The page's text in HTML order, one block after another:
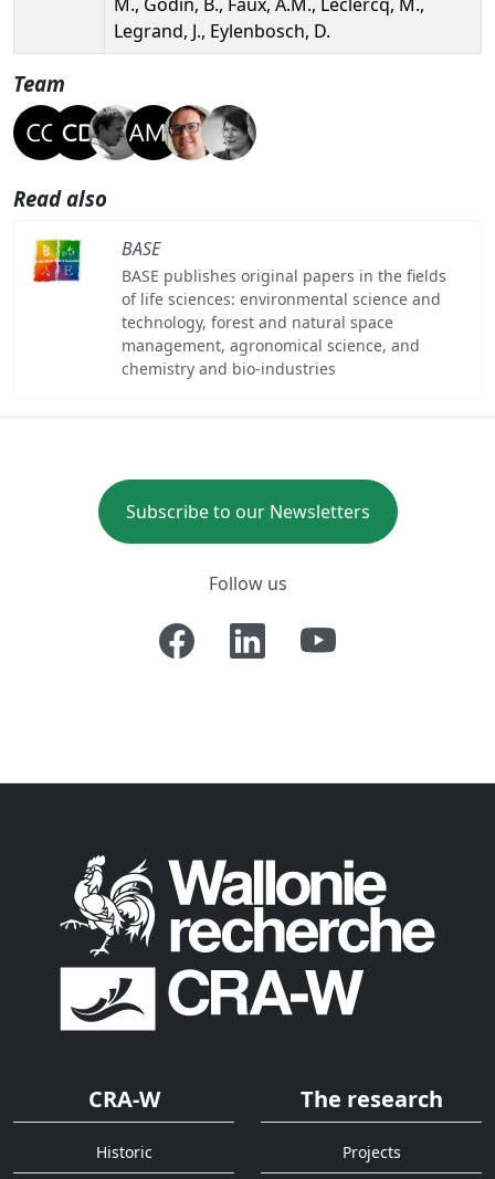
Legrand, J., Eylenbosch, D.
Team
Read also
BASE
BASE publishes original papers in the fields
of life sciences: environmental science and
technology, forest and natural space
management, agronomical science, and
chemistry and bio-industries
Subscribe to our Newsletters
Follow us
CRA-W
Historic
The research
Projects